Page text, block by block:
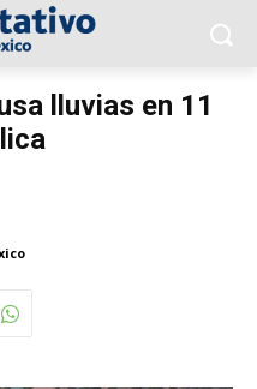
lluvias en 11